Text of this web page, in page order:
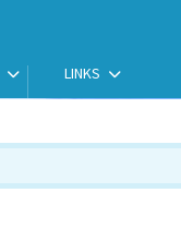
LINKS